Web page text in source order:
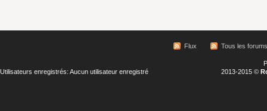
Flux Tous les forums
Utilisateurs enregistrés: Aucun utilisateur enregistré
2013-2015 ©